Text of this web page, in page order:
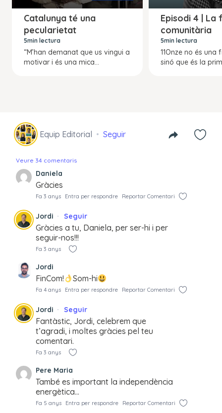
Catalunya té una
pecularietat
5min lectura
“M’han demanat que us vingui a
motivar i és una mica...
Episodi 4 | La
comunitària
5min lectura
11Onze no és una
sinó que és la
Equip Editorial Seguir
Veure 34 comentaris
Daniela
Gràcies
Fa 3 anys Entra per respondre Reportar Comentari
Jordi Seguir
Gràcies a tu, Daniela, per ser-hi i per
seguir-nos!!!
Fa 3 anys
Jordi
FinCom! Som-hi
Fa 4 anys Entra per respondre Reportar Comentari
Jordi Seguir
Fantàstic, Jordi, celebrem que
t’agradi, i moltes gràcies pel teu
comentari.
Fa 3 anys
Pere Maria
També es important la independència
energètica…
Fa 5 anys Entra per respondre Reportar Comentari